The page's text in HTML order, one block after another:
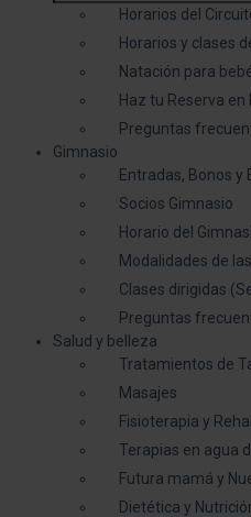
Horarios del
Horarios y clases
Natación para
Haz tu Reserva
Preguntas
Gimnasio
Entradas, Bonos
Socios Gimnasio
Horario del
Modalidades de
Clases dirigidas
Preguntas
Salud y belleza
Tratamientos de
Masajes
Fisioterapia y
Terapias en agua
Futura mamá y
Dietética y